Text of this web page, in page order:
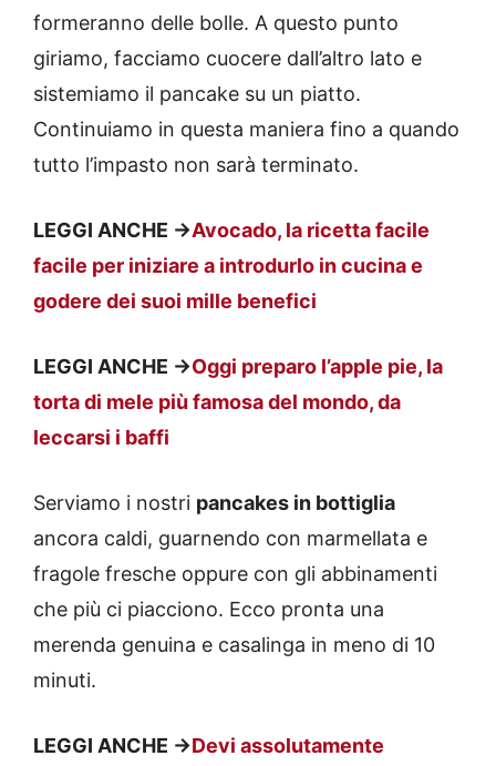
formeranno delle bolle. A questo punto
giriamo, facciamo cuocere dall’altro lato e
sistemiamo il pancake su un piatto.
Continuiamo in questa maniera fino a quando
tutto l’impasto non sarà terminato.
LEGGI ANCHE ->Avocado, la ricetta facile
facile per iniziare a introdurlo in cucina e
godere dei suoi mille benefici
LEGGI ANCHE ->Oggi preparo l’apple pie, la
torta di mele più famosa del mondo, da
leccarsi i baffi
Serviamo i nostri pancakes in bottiglia
ancora caldi, guarnendo con marmellata e
fragole fresche oppure con gli abbinamenti
che più ci piacciono. Ecco pronta una
merenda genuina e casalinga in meno di 10
minuti.
LEGGI ANCHE ->Devi assolutamente